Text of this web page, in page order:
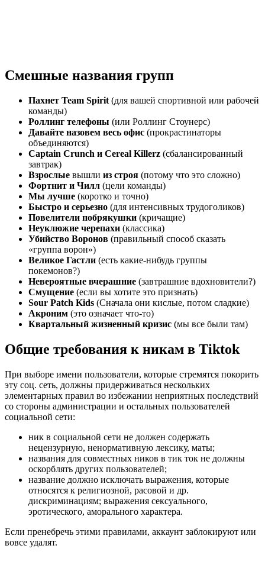
Смешные названия групп
Пахнет Team Spirit (для вашей спортивной или рабочей
команды)
Роллинг телефоны (или Роллинг Стоунерс)
Давайте назовем весь офис (прокрастинаторы
объединяются)
Captain Crunch и Cereal Killerz (сбалансированный
завтрак)
Взрослые вышли из строя (потому что это сложно)
Фортнит и Чилл (цели команды)
Мы лучше (коротко и точно)
Быстро и серьезно (для интенсивных трудоголиков)
Повелители побрякушки (кричащие)
Неуклюжие черепахи (классика)
Убийство Воронов (правильный способ сказать
«группа ворон»)
Великое Гастли (есть какие-нибудь группы
покемонов?)
Невероятные вчерашние (завтрашние вдохновители?)
Смущение (если вы хотите это признать)
Sour Patch Kids (Сначала они кислые, потом сладкие)
Акроним (это означает что-то)
Квартальный жизненный кризис (мы все были там)
Общие требования к никам в Tiktok
При выборе имени пользователи, которые стремятся покорить
эту соц. сеть, должны придерживаться нескольких
элементарных правил во избежании неприятных последствий
со стороны администрации и остальных пользователей
социальной сети:
ник в социальной сети не должен содержать
нецензурную, ненормативную лексику, маты;
названия для совместных ников в тик ток не должны
оскорблять других пользователей;
название должно исключать выражения, которые
относятся к религиозной, расовой и др.
дискриминациям; выражения сексуального,
эротического, аморального характера.
Если пренебречь этими правилами, аккаунт заблокируют или
вовсе удалят.